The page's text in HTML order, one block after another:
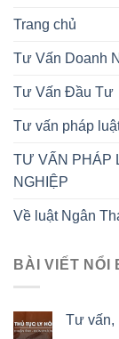
Trang chủ
Tư Vấn Doanh
Tư Vấn Đầu Tư
Tư vấn pháp
TƯ VẤN PHÁP
NGHIỆP
Về luật Ngân
BÀI VIẾT NỔI
Tư vấn,